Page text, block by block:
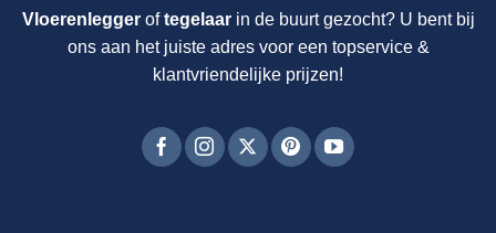
Vloerenleggeroftegelaarin de buurt gezocht? U bent bij
ons aan het juiste adres voor een topservice &
klantvriendelijke prijzen!